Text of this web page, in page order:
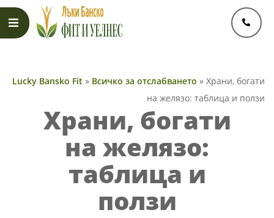
Skip
content
Menu
Lucky Bansko Fit » Всичко за отслабването » Храни, богати
на желязо: таблица и ползи
Храни, богати
на желязо:
таблица и
ползи